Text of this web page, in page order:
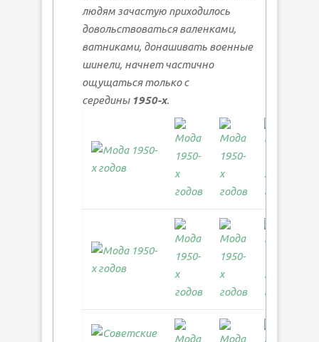
людям зачастую приходилось
довольствоваться валенками,
ватниками, донашивать военные
шинели, начнет частично
ощущаться только с
середины 1950-х.